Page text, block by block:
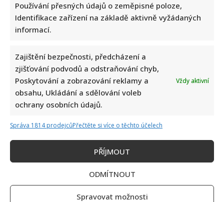
Používání přesných údajů o zeměpisné poloze,
Identifikace zařízení na základě aktivně vyžádaných
informací.
Zajištění bezpečnosti, předcházení a
zjišťování podvodů a odstraňování chyb,
Poskytování a zobrazování reklamy a
obsahu, Ukládání a sdělování voleb
ochrany osobních údajů.
Vždy aktivní
Správa 1814 prodejcůPřečtěte si více o těchto účelech
PŘÍJMOUT
ODMÍTNOUT
Spravovat možnosti
Jak bude podle AI Marek Ztracený vypadat v důchodu: Šedivé
vlasy ani vousy mu vůbec neuškodí
Miloš Zeman se opět pustil do Petra Pavla: Jeho kritika
spustila divoké hádky mezi komentujícími